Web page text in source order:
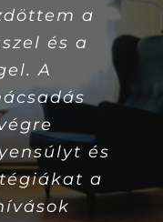
a
és a
A
és
a
hosszú
a
sem
Most már
és a